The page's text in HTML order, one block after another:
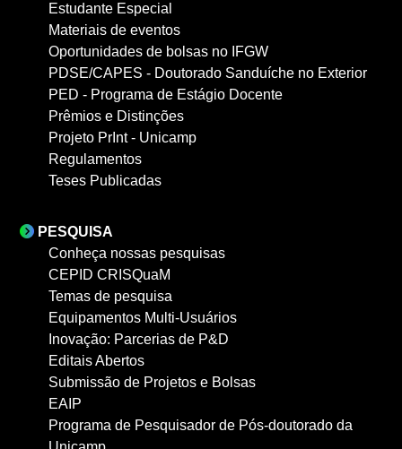
Estudante Especial
Materiais de eventos
Oportunidades de bolsas no IFGW
PDSE/CAPES - Doutorado Sanduíche no Exterior
PED - Programa de Estágio Docente
Prêmios e Distinções
Projeto PrInt - Unicamp
Regulamentos
Teses Publicadas
PESQUISA
Conheça nossas pesquisas
CEPID CRISQuaM
Temas de pesquisa
Equipamentos Multi-Usuários
Inovação: Parcerias de P&D
Editais Abertos
Submissão de Projetos e Bolsas
EAIP
Programa de Pesquisador de Pós-doutorado da